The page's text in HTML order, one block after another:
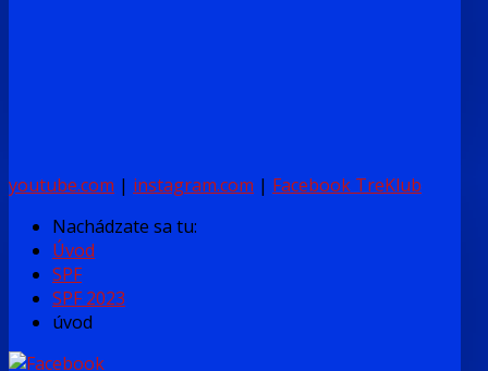
youtube.com | instagram.com | Facebook TreKlub
Nachádzate sa tu:
Úvod
SPF
SPF 2023
úvod